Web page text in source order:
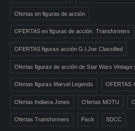
Ofertas en figuras de acción
OFERTAS en figuras de acción. Transformers
OFERTAS figuras acción G.I.Joe Classified
Ofertas figuras de acción de Star Wars Vintage
Ofertas figuras Marvel Legends OFERTAS
Ofertas Indiana Jones Ofertas MOTU
Ofertas Transformers Pack SDCC